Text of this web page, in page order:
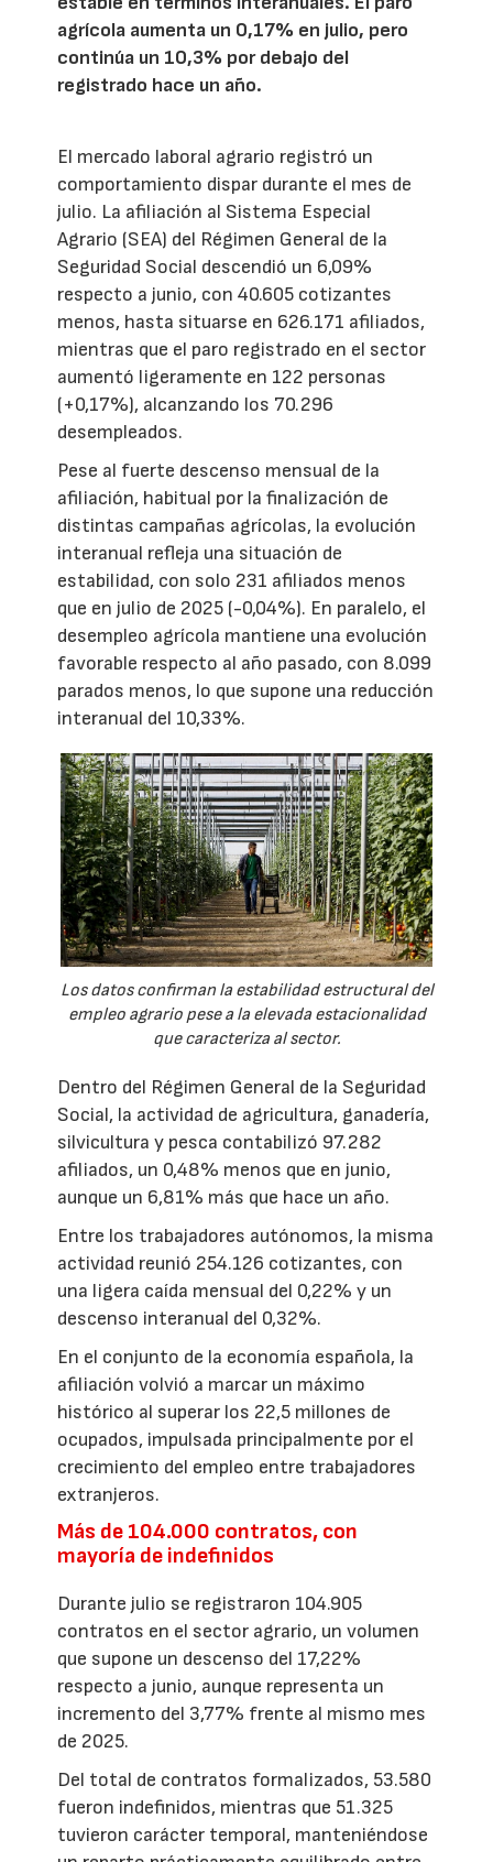
agrícola aumenta un 0,17% en julio, pero
continúa un 10,3% por debajo del
registrado hace un año.
El mercado laboral agrario registró un
comportamiento dispar durante el mes de
julio. La afiliación al Sistema Especial
Agrario (SEA) del Régimen General de la
Seguridad Social descendió un 6,09%
respecto a junio, con 40.605 cotizantes
menos, hasta situarse en 626.171 afiliados,
mientras que el paro registrado en el sector
aumentó ligeramente en 122 personas
(+0,17%), alcanzando los 70.296
desempleados.
Pese al fuerte descenso mensual de la
afiliación, habitual por la finalización de
distintas campañas agrícolas, la evolución
interanual refleja una situación de
estabilidad, con solo 231 afiliados menos
que en julio de 2025 (-0,04%). En paralelo, el
desempleo agrícola mantiene una evolución
favorable respecto al año pasado, con 8.099
parados menos, lo que supone una reducción
interanual del 10,33%.
Los datos confirman la estabilidad estructural del
empleo agrario pese a la elevada estacionalidad
que caracteriza al sector.
Dentro del Régimen General de la Seguridad
Social, la actividad de agricultura, ganadería,
silvicultura y pesca contabilizó 97.282
afiliados, un 0,48% menos que en junio,
aunque un 6,81% más que hace un año.
Entre los trabajadores autónomos, la misma
actividad reunió 254.126 cotizantes, con
una ligera caída mensual del 0,22% y un
descenso interanual del 0,32%.
En el conjunto de la economía española, la
afiliación volvió a marcar un máximo
histórico al superar los 22,5 millones de
ocupados, impulsada principalmente por el
crecimiento del empleo entre trabajadores
extranjeros.
Más de 104.000 contratos, con
mayoría de indefinidos
Durante julio se registraron 104.905
contratos en el sector agrario, un volumen
que supone un descenso del 17,22%
respecto a junio, aunque representa un
incremento del 3,77% frente al mismo mes
de 2025.
Del total de contratos formalizados, 53.580
fueron indefinidos, mientras que 51.325
tuvieron carácter temporal, manteniéndose